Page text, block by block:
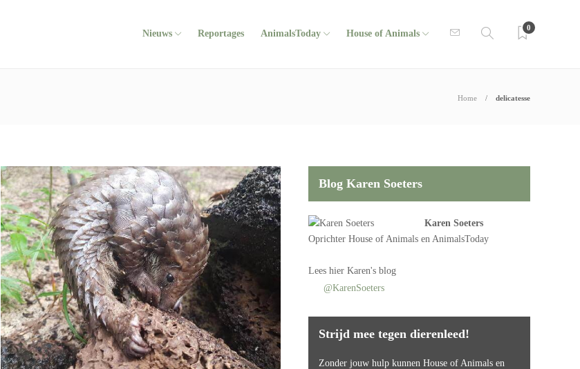
Nieuws Reportages AnimalsToday House of Animals
0
Home delicatesse
Blog Karen Soeters
Karen Soeters
OprichterHouse of Animals en AnimalsToday
Leeshier Karen's blog
@KarenSoeters
Strijd mee tegen dierenleed!
Zonder jouw hulp kunnen House of Animals en